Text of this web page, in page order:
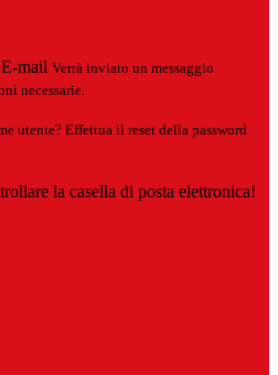
E-mail Verrà inviato un messaggio
necessarie.
utente? Effettua il reset della password
la casella di posta elettronica!